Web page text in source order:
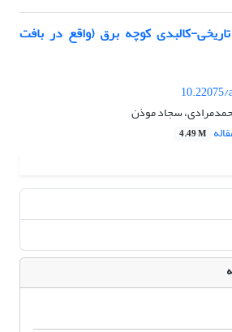
کالبدی کوچه برق (واقع در بافت
سجاد موذن
4.49 M